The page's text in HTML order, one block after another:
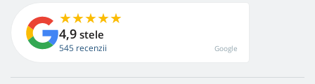
4,9 stele
545 recenzii Google